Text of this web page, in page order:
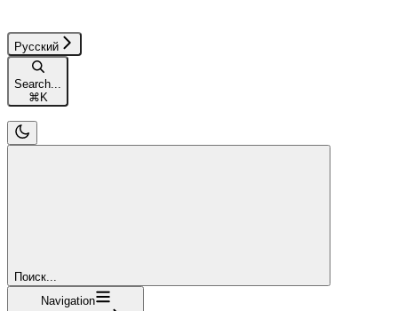
Русский
Search...
⌘K
Поиск...
Navigation